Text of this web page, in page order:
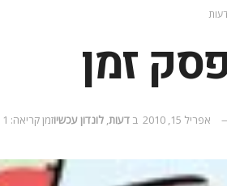
דעות
זמן
אפריל 15, 2010 ב דעות, לונדון עכשיוזמן קריאה: 1 דקת קריאה